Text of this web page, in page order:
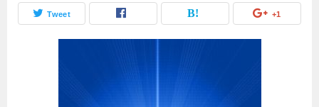
Tweet +1